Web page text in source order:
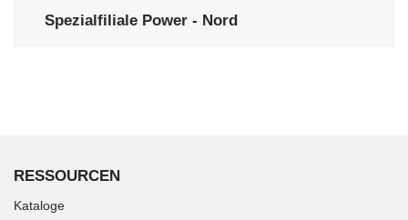
Spezialfiliale Power - Nord
RESSOURCEN
Kataloge